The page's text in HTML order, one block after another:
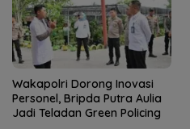
Wakapolri Dorong Inovasi
Personel, Bripda Putra Aulia
Jadi Teladan Green Policing